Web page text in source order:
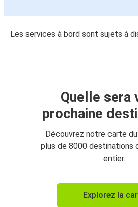
Les services à bord sont sujets à
Quelle sera
prochaine
Découvrez notre carte
plus de 8000 destinations
entier.
Explorez la